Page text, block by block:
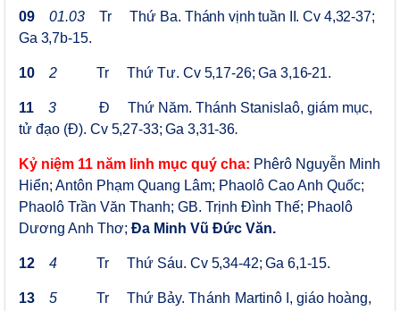
09 01.03 Tr Thứ Ba. Thánh vịnh tuần II. Cv 4,32-37;
Ga 3,7b-15.
10 2 Tr Thứ Tư. Cv 5,17-26; Ga 3,16-21.
11 3 Đ Thứ Năm. Thánh Stanislaô, giám mục,
tử đạo (Đ). Cv 5,27-33; Ga 3,31-36.
Kỷ niệm 11 năm linh mục quý cha: Phêrô Nguyễn Minh
Hiển; Antôn Phạm Quang Lâm; Phaolô Cao Anh Quốc;
Phaolô Trần Văn Thanh; GB. Trịnh Đình Thế; Phaolô
Dương Anh Thơ; Đa Minh Vũ Đức Văn.
12 4 Tr Thứ Sáu. Cv 5,34-42; Ga 6,1-15.
13 5 Tr Thứ Bảy. Thánh Martinô I, giáo hoàng,